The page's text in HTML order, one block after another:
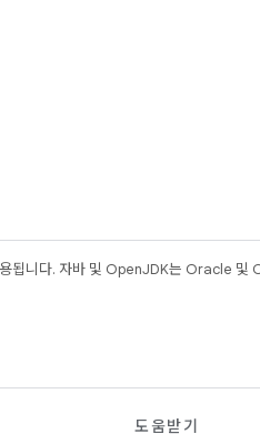
됩니다. 자바 및 OpenJDK는 Oracle 및
도움받기